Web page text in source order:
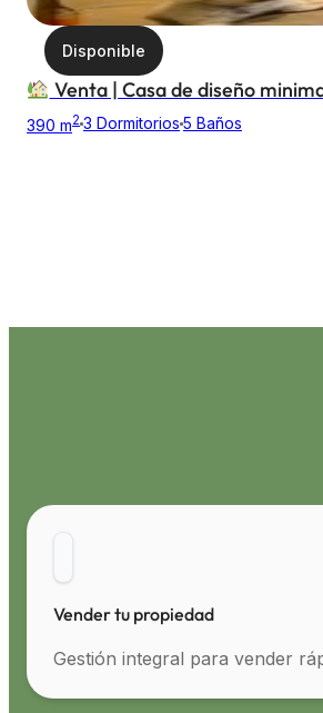
Disponible
Venta | Casa de diseño
390 m2 3 Dormitorios 5 Baños
Vender tu propiedad
Gestión integral para vender